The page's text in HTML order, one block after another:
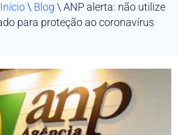
Início\ Blog \ ANP alerta: não utilize
para proteção ao coronavírus